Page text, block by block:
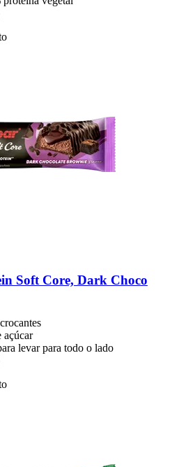
Soft Core, Dark Choco
açúcar
levar para todo o lado